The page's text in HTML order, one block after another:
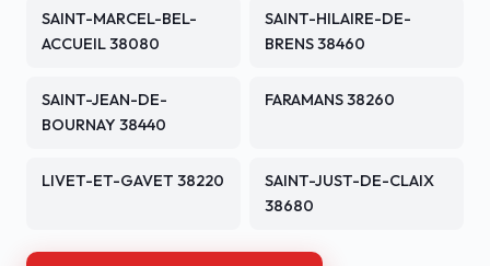
SAINT-MARCEL-BEL-
ACCUEIL 38080
SAINT-HILAIRE-DE-
BRENS 38460
SAINT-JEAN-DE-
BOURNAY 38440
FARAMANS 38260
LIVET-ET-GAVET 38220
SAINT-JUST-DE-CLAIX
38680